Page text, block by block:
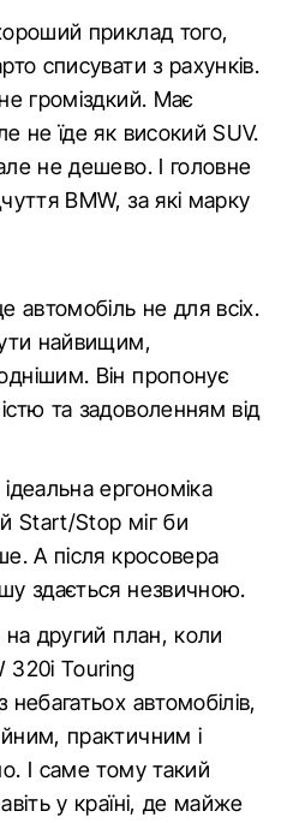
приклад того,
списувати з рахунків.
громіздкий. Має
не їде як високий SUV.
не дешево. І головне
BMW, за які марку
автомобіль не для всіх.
найвищим,
Він пропонує
та задоволенням від
ергономіка
Start/Stop міг би
А після кросовера
здається незвичною.
другий план, коли
320i Touring
автомобілів,
практичним і
І саме тому такий
у країні, де майже